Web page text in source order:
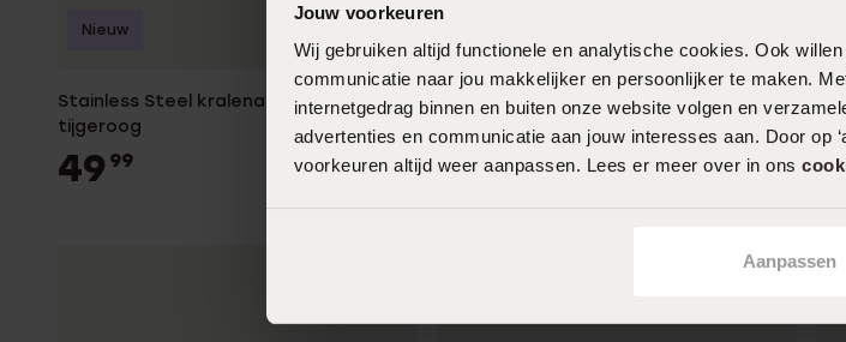
Jouw voorkeuren
Wij gebruiken altijd functionele en analytische cookies. Ook
communicatie naar jou makkelijker en persoonlijker te maken.
internetgedrag binnen en buiten onze website volgen en
advertenties en communicatie aan jouw interesses aan. Door op
voorkeuren altijd weer aanpassen. Lees er meer over in ons
Aanpassen
Stainless Steel kralenarmband
tijgeroog
49 99
Nieuw
Stainless steel herenkralenarmband
blauw lavasteen
29 99